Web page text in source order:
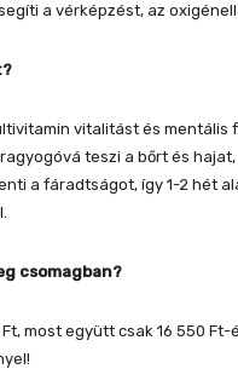
a vérképzést, az
vitalitást és mentális
teszi a bőrt és hajat,
a fáradtságot, így 1-2 hét
csomagban?
Ft, most együtt csak 16 550 Ft-